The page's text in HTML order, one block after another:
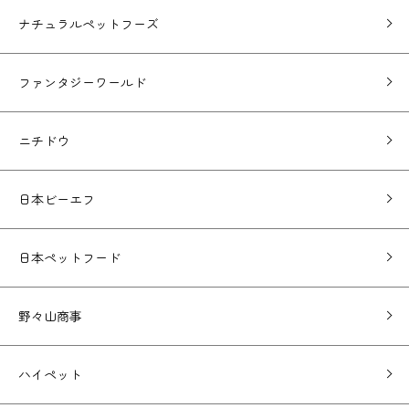
ナチュラルペットフーズ
ファンタジーワールド
ニチドウ
日本ビーエフ
日本ペットフード
野々山商事
ハイペット